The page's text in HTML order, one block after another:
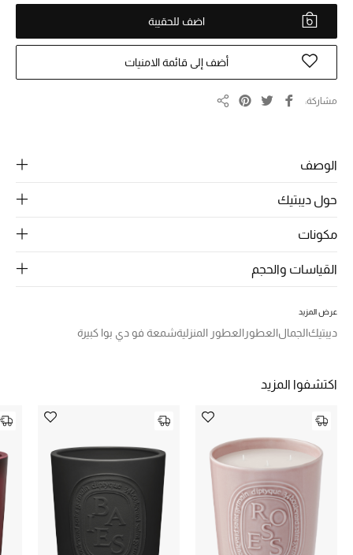
ما وصلنا حديثاً
الموسم الجديد
أحذية النسائية
الرجال
الجمال
الأطفال
مستلزمات المنزل
جديد لدينا
النساء
عرض جميع المنتجات
اضف للحقيبة
أضف إلى قائمة الامنيات
مشاركة
الوصف
حول ديبتيك
مكونات
القياسات والحجم
عرض المزيد
ديبتيكالجمالالعطور العطور المنزليةشمعة فو دي بوا كبيرة
اكتشفوا المزيد